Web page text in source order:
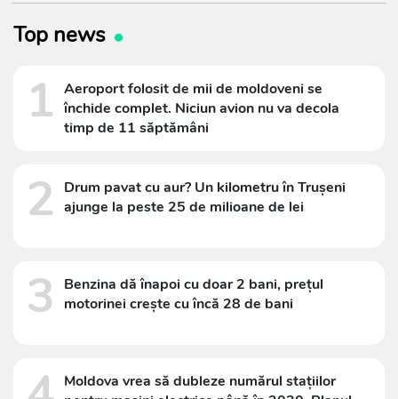
Top news
1 Aeroport folosit de mii de moldoveni se
închide complet. Niciun avion nu va decola
timp de 11 săptămâni
2
Drum pavat cu aur? Un kilometru în Trușeni
ajunge la peste 25 de milioane de lei
3
Benzina dă înapoi cu doar 2 bani, prețul
motorinei crește cu încă 28 de bani
Moldova vrea să dubleze numărul stațiilor